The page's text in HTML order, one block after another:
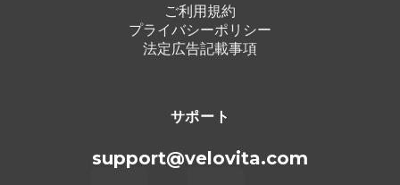
プンタ・カナ 2024
カンクン 2023
ご利用規約
プライバシーポリシー
法定広告記載事項
サポート
support@velovita.com